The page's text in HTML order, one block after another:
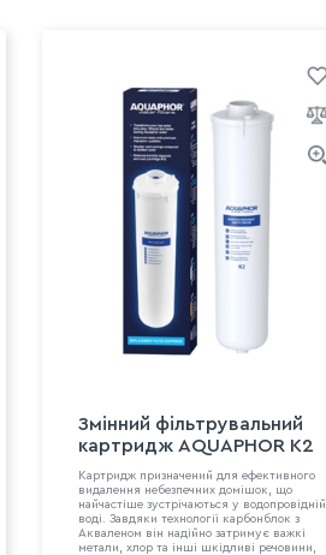
Змінний фільтрувальний
картридж AQUAPHOR К2
Картридж призначений для ефективного
видалення небезпечних домішок, що
найчастіше зустрічаються у водопровідній
воді. Завдяки технології карбонблок з
Акваленом він надійно затримує важкі
метали, хлор та інші шкідливі речовини,